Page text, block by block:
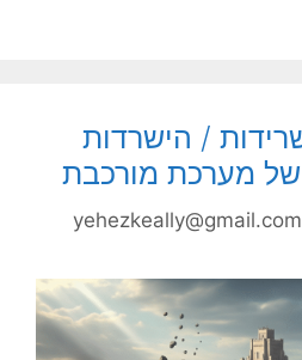
/ הישרדות
מערכת מורכבת
yehezkeally@gmail.com